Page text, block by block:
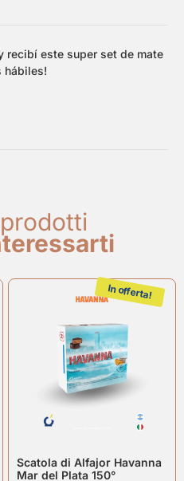
recibí este super set de mate
hábiles!
In offerta!
Scatola di Alfajor Havanna
Mar del Plata 150°